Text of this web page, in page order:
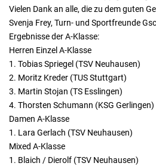
Vielen Dank an alle, die zu dem guten
Svenja Frey, Turn- und Sportfreunde
Ergebnisse der A-Klasse:
Herren Einzel A-Klasse
1. Tobias Spriegel (TSV Neuhausen)
2. Moritz Kreder (TUS Stuttgart)
3. Martin Stojan (TS Esslingen)
4. Thorsten Schumann (KSG Gerlingen)
Damen A-Klasse
1. Lara Gerlach (TSV Neuhausen)
Mixed A-Klasse
1. Blaich / Dierolf (TSV Neuhausen)